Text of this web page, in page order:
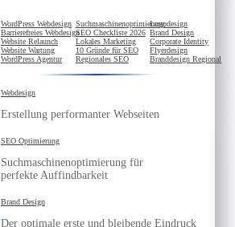
WordPress Webdesign
Barrierefreies Webdesign
Website Relaunch
Website Wartung
WordPress Agentur
Suchmaschinenoptimierung
SEO Checkliste 2026
Lokales Marketing
10 Gründe für SEO
Regionales SEO
Logodesign
Brand Design
Corporate Identity
Flyerdesign
Branddesign Regional
Webdesign
Erstellung performanter Webseiten
SEO Optimierung
Suchmaschinenoptimierung für
perfekte Auffindbarkeit
Brand Design
Der optimale erste und bleibende Eindruck